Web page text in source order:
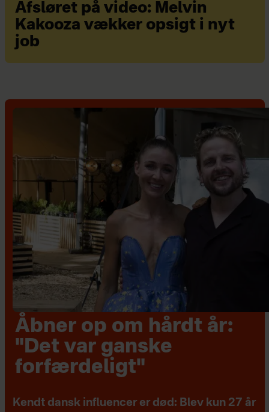
Afsløret på video: Melvin
Kakooza vækker opsigt i nyt
job
Åbner op om hårdt år:
"Det var ganske
forfærdeligt"
Kendt dansk influencer er død: Blev kun 27 år